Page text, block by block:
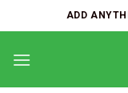
to
ADD